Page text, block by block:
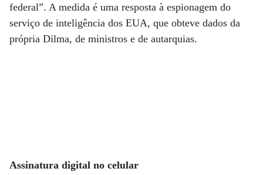
federal”. A medida é uma resposta à espionagem do
serviço de inteligência dos EUA, que obteve dados da
própria Dilma, de ministros e de autarquias.
Assinatura digital no celular